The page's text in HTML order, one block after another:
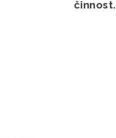
činnost.